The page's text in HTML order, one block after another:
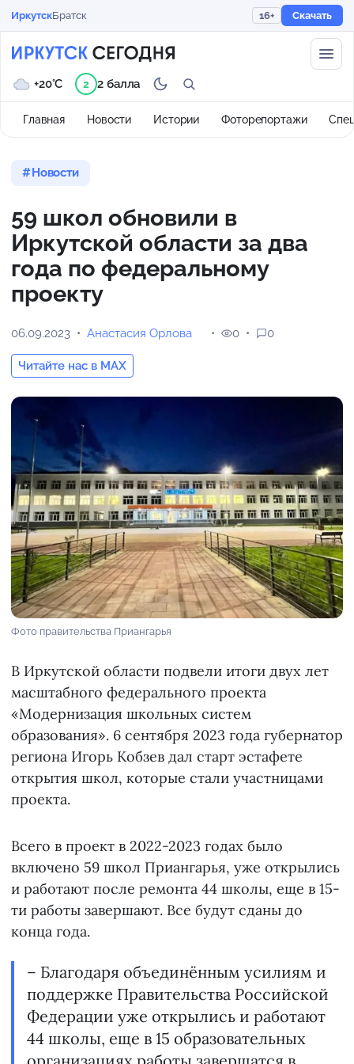
ИркутскБратск 16+ Скачать
Главная Новости Истории Фоторепортажи
+20°C 2 2 балла
Новости
59 школ обновили в
Иркутской области за два
года по федеральному
проекту
06.09.2023 Анастасия Орлова
Читайте нас в MAX
0 0
Фото правительства Приангарья
В Иркутской области подвели итоги двух лет
масштабного федерального проекта
«Модернизация школьных систем
образования». 6 сентября 2023 года губернатор
региона Игорь Кобзев дал старт эстафете
открытия школ, которые стали участницами
проекта.
Всего в проект в 2022-2023 годах было
включено 59 школ Приангарья, уже открылись
и работают после ремонта 44 школы, еще в 15-
ти работы завершают. Все будут сданы до
конца года.
– Благодаря объединённым усилиям и
поддержке Правительства Российской
Федерации уже открылись и работают
44 школы, еще в 15 образовательных